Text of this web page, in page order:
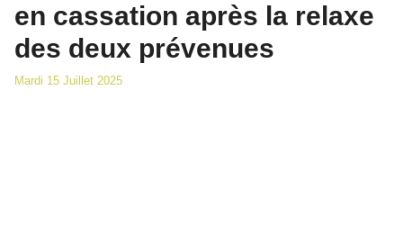
en cassation après la relaxe
des deux prévenues
Mardi 15 Juillet 2025